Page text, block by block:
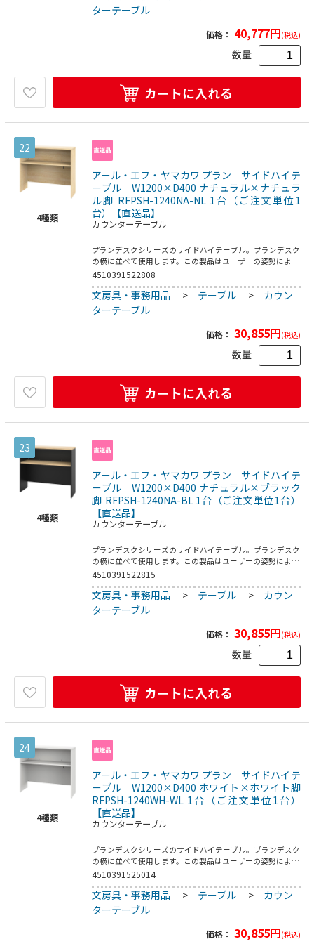
設置してください。もう1台のカウンター（別売）と組み合
わせる場合は屋根パーツを中央に挟むように2台を対面式で
設置していただけます。●お客様組立て商品です（2人以上
で約25分）●重量：28.6kg●屋根・フレーム：スチール
ターテーブル
価格： 40,777円(税込)
数量
カートに入れる
22
4種類
アール・エフ・ヤマカワ プラン サイドハイテ
ーブル W1200×D400 ナチュラル×ナチュラ
ル脚 RFPSH-1240NA-NL 1台（ご注文単位1
台）【直送品】
カウンターテーブル
プランデスクシリーズのサイドハイテーブル。プランデスク
の横に並べて使用します。この製品はユーザーの姿勢によっ
て機能が変化し、1台で2つの使い方が可能です。【座ってい
A4ファイルや事務雑貨などを収納でき、棚板背面のフックに
は鞄類を掛けることが可能です。また、隣の席との距離を適
度に遮るパーテーションとしても活躍します。【立ち上がっ
た場合】ハイテーブルとしてご使用頂けます。天板を作業面
として、隣の席の人との簡易的な打ち合わせや書き物などを
行うことが可能です。●組み立て式●組立時間：2人以上で
約20分（要プラスドライバー）●付属品：フック1個●アジ
4510391522808
文房具・事務用品 > テーブル > カウン
ターテーブル
価格： 30,855円(税込)
数量
カートに入れる
23
4種類
アール・エフ・ヤマカワ プラン サイドハイテ
ーブル W1200×D400 ナチュラル×ブラック
脚 RFPSH-1240NA-BL 1台（ご注文単位1台）
【直送品】
カウンターテーブル
プランデスクシリーズのサイドハイテーブル。プランデスク
の横に並べて使用します。この製品はユーザーの姿勢によっ
て機能が変化し、1台で2つの使い方が可能です。【座ってい
A4ファイルや事務雑貨などを収納でき、棚板背面のフックに
は鞄類を掛けることが可能です。また、隣の席との距離を適
度に遮るパーテーションとしても活躍します。【立ち上がっ
た場合】ハイテーブルとしてご使用頂けます。天板を作業面
として、隣の席の人との簡易的な打ち合わせや書き物などを
行うことが可能です。●組み立て式●組立時間：2人以上で
約20分（要プラスドライバー）●付属品：フック1個●アジ
4510391522815
文房具・事務用品 > テーブル > カウン
ターテーブル
価格： 30,855円(税込)
数量
カートに入れる
24
4種類
アール・エフ・ヤマカワ プラン サイドハイテ
ーブル W1200×D400 ホワイト×ホワイト脚
RFPSH-1240WH-WL 1台（ご注文単位1台）
【直送品】
カウンターテーブル
プランデスクシリーズのサイドハイテーブル。プランデスク
の横に並べて使用します。この製品はユーザーの姿勢によっ
て機能が変化し、1台で2つの使い方が可能です。【座ってい
A4ファイルや事務雑貨などを収納でき、棚板背面のフックに
は鞄類を掛けることが可能です。また、隣の席との距離を適
度に遮るパーテーションとしても活躍します。【立ち上がっ
た場合】ハイテーブルとしてご使用頂けます。天板を作業面
として、隣の席の人との簡易的な打ち合わせや書き物などを
4510391525014
文房具・事務用品 > テーブル > カウン
ターテーブル
価格： 30,855円(税込)